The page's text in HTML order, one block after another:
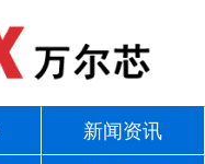
新闻资讯